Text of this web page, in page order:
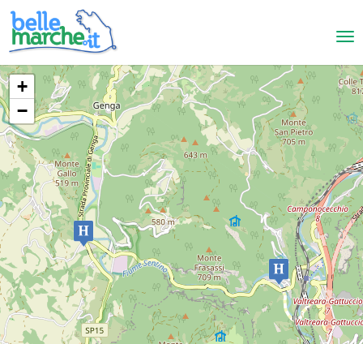
Genga
Hotel Le Grotte
HOTELS
+
−